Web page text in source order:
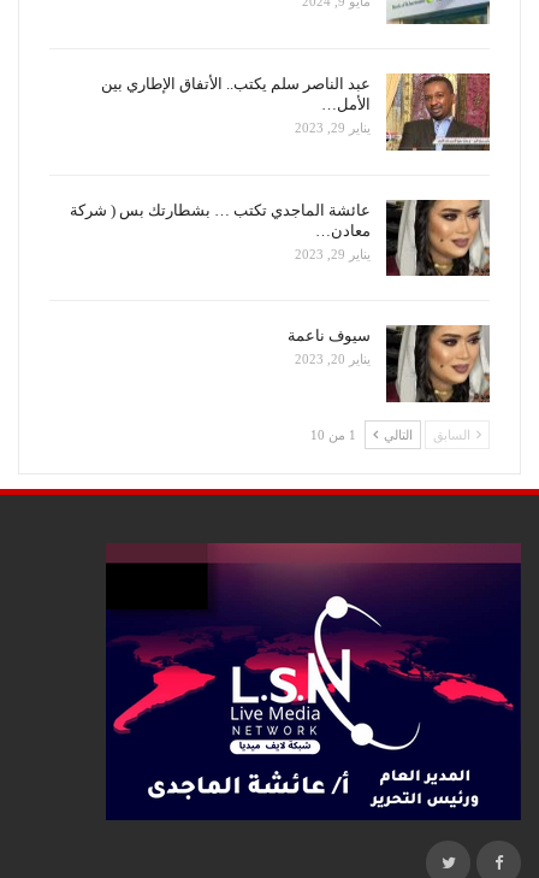
عبد الناصر سلم يكتب.. الأتفاق الإطاري بين
الأمل…
يناير 29, 2023
عائشة الماجدي تكتب … بشطارتك بس ( شركة
معادن…
يناير 29, 2023
سيوف ناعمة
يناير 20, 2023
السابق التالي 1 من 10